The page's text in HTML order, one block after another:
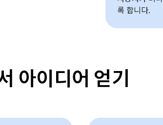
록 합니다.
아이디어 얻기